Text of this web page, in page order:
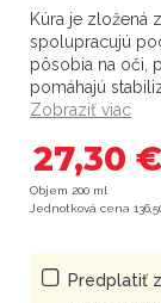
Kúra je zložená
spolupracujú
pôsobia na oči,
pomáhajú
Zobraziť viac
27,30 €
Objem 200 ml
Jednotková cena
Predplatiť